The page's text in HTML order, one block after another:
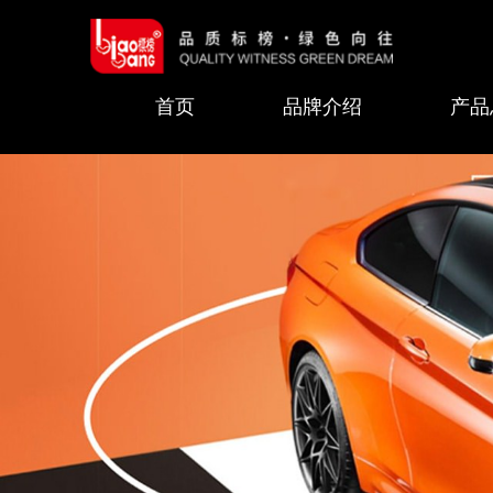
首页 品牌介绍 产